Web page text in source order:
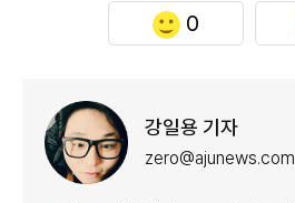
0
강일용 기자
zero@ajunews.com